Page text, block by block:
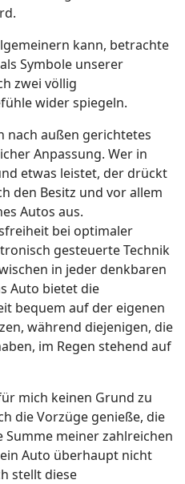
kann, betrachte
Symbole unserer
zwei völlig
wider spiegeln.
nach außen gerichtetes
Anpassung. Wer in
etwas leistet, der drückt
den Besitz und vor allem
Autos aus.
bei optimaler
gesteuerte Technik
in jeder denkbaren
Auto bietet die
bequem auf der eigenen
während diejenigen, die
im Regen stehend auf
mich keinen Grund zu
die Vorzüge genieße, die
meiner zahlreichen
Auto überhaupt nicht
stellt diese